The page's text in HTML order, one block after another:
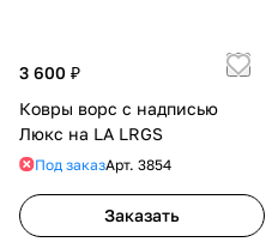
3 600 ₽
Ковры ворс с надписью
Люкс на LA LRGS
Под заказАрт. 3854
Заказать